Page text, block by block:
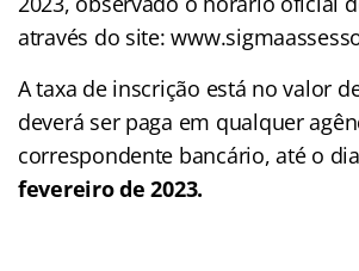
através do site:
A taxa de inscrição está no valor
deverá ser paga em qualquer
correspondente bancário, até o dia
fevereiro de 2023.